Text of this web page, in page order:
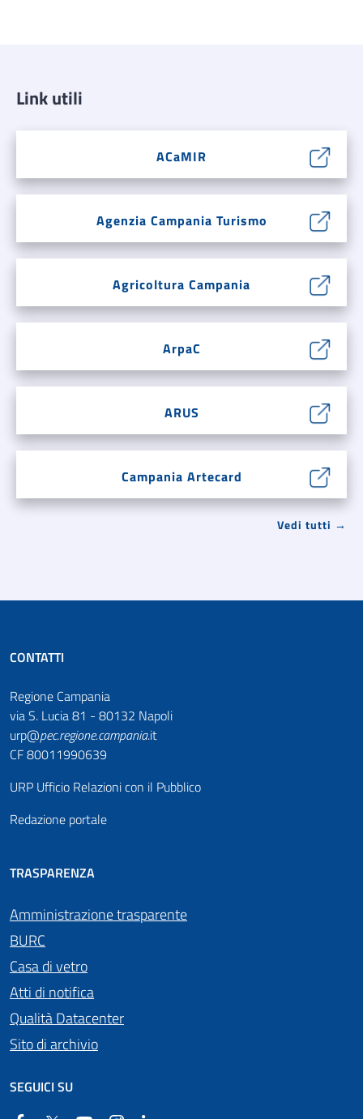
Link utili
ACaMIR
Agenzia Campania Turismo
Agricoltura Campania
ArpaC
ARUS
Campania Artecard
Vedi tutti →
CONTATTI
Regione Campania
via S. Lucia 81 - 80132 Napoli
urp@pec.regione.campania.it
CF 80011990639
URP Ufficio Relazioni con il Pubblico
Redazione portale
TRASPARENZA
Amministrazione trasparente
BURC
Casa di vetro
Atti di notifica
Qualità Datacenter
Sito di archivio
SEGUICI SU